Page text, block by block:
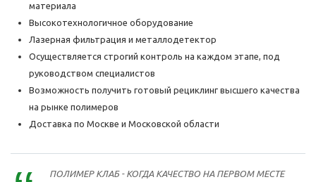
материала
Высокотехнологичное оборудование
Лазерная фильтрация и металлодетектор
Осуществляется строгий контроль на каждом этапе, под
руководством специалистов
Возможность получить готовый рециклинг высшего качества
на рынке полимеров
Доставка по Москве и Московской области
ПОЛИМЕР КЛАБ - КОГДА КАЧЕСТВО НА ПЕРВОМ МЕСТЕ